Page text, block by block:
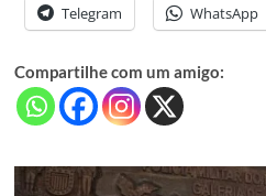
Telegram WhatsApp
Compartilhe com um amigo: